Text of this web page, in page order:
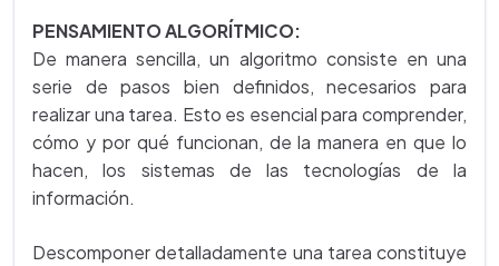
PENSAMIENTO ALGORÍTMICO:
De manera sencilla, un algoritmo consiste en una
serie de pasos bien definidos, necesarios para
realizar una tarea. Esto es esencial para comprender,
cómo y por qué funcionan, de la manera en que lo
hacen, los sistemas de las tecnologías de la
información.
Descomponer detalladamente una tarea constituye